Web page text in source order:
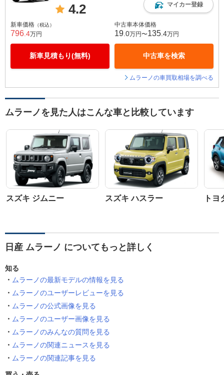
4.2 マイカー登録
新車価格 （税込）
796 .4万円
新車見積もり(無料)
中古車本体価格
19 .0万円〜135 .4万円
中古車を検索
ムラーノの車買取相場を調べる
ムラーノを見た人はこんな車と比較しています
スズキ ジムニー スズキ ハスラー トヨ
日産 ムラーノ についてもっと詳しく
知る
ムラーノの最新モデルの情報を見る
ムラーノのユーザーレビューを見る
ムラーノの公式画像を見る
ムラーノのユーザー画像を見る
ムラーノのみんなの質問を見る
ムラーノの関連ニュースを見る
ムラーノの関連記事を見る